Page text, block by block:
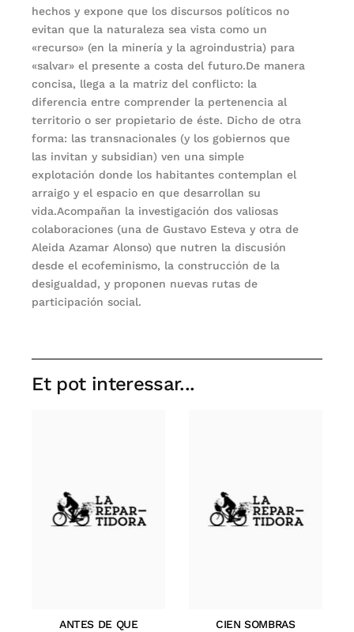
hechos y expone que los discursos políticos no
evitan que la naturaleza sea vista como un
«recurso» (en la minería y la agroindustria) para
«salvar» el presente a costa del futuro.De manera
concisa, llega a la matriz del conflicto: la
diferencia entre comprender la pertenencia al
territorio o ser propietario de éste. Dicho de otra
forma: las transnacionales (y los gobiernos que
las invitan y subsidian) ven una simple
explotación donde los habitantes contemplan el
arraigo y el espacio en que desarrollan su
vida.Acompañan la investigación dos valiosas
colaboraciones (una de Gustavo Esteva y otra de
Aleida Azamar Alonso) que nutren la discusión
desde el ecofeminismo, la construcción de la
desigualdad, y proponen nuevas rutas de
participación social.
Et pot interessar...
ANTES DE QUE
CIEN SOMBRAS